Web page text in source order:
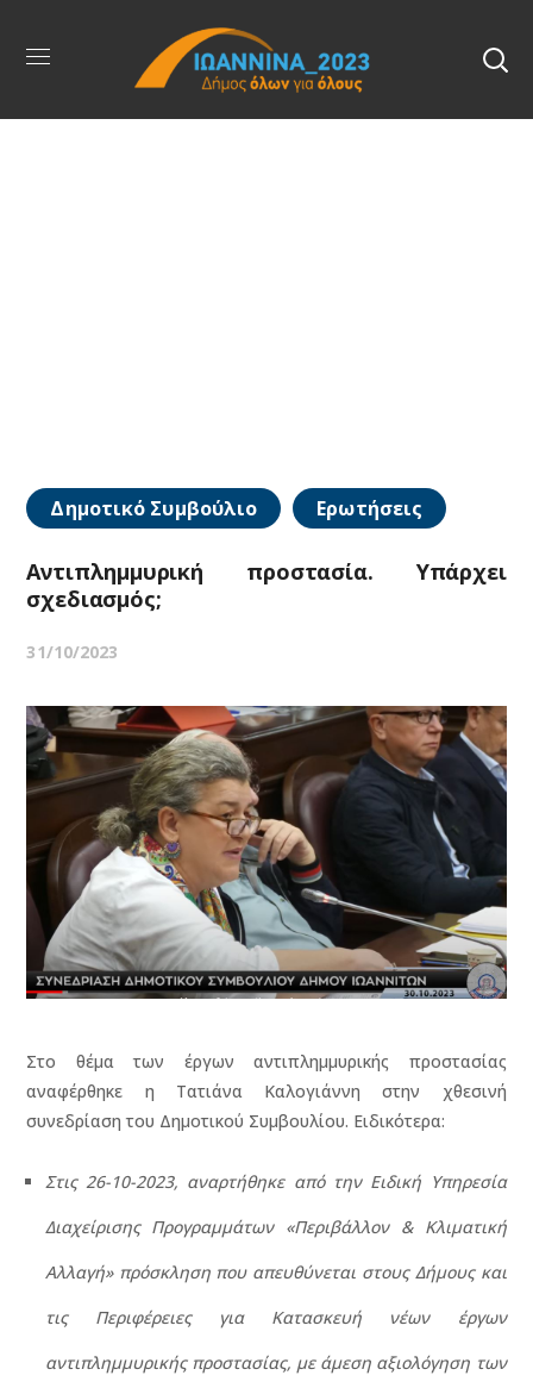
Δημοτικό Συμβούλιο Ερωτήσεις
Aντιπλημμυρική προστασία. Υπάρχει
σχεδιασμός;
31/10/2023
Στο θέμα των έργων αντιπλημμυρικής προστασίας
αναφέρθηκε η Τατιάνα Καλογιάννη στην χθεσινή
συνεδρίαση του Δημοτικού Συμβουλίου. Ειδικότερα:
Στις 26-10-2023, αναρτήθηκε από την Ειδική Υπηρεσία
Διαχείρισης Προγραμμάτων «Περιβάλλον & Κλιματική
Αλλαγή» πρόσκληση που απευθύνεται στους Δήμους και
τις Περιφέρειες για Κατασκευή νέων έργων
αντιπλημμυρικής προστασίας, με άμεση αξιολόγηση των